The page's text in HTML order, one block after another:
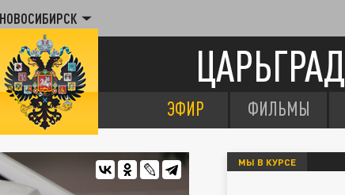
НОВОСИБИРСК
ЦАРЬГРАД
ЭФИР ФИЛЬМЫ
МЫ В КУРСЕ